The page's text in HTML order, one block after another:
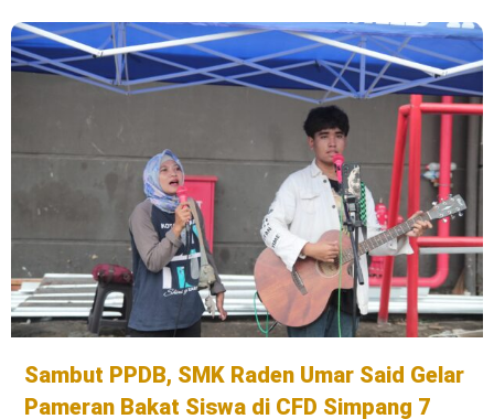
Sambut PPDB, SMK Raden Umar Said Gelar
Pameran Bakat Siswa di CFD Simpang 7